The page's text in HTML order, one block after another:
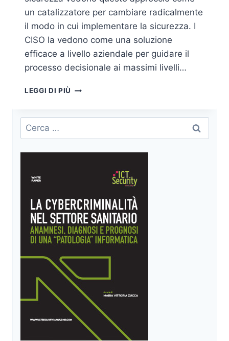
un catalizzatore per cambiare radicalmente
il modo in cui implementare la sicurezza. I
CISO la vedono come una soluzione
efficace a livello aziendale per guidare il
processo decisionale ai massimi livelli…
LEGGI DI PIÙ COME
ZERO
IDENTITY
SECONDO
Ricerca
per: